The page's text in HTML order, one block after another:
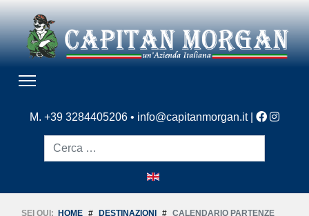
M. +39 3284405206 • info@capitanmorgan.it|
SEI QUI: HOME DESTINAZIONI CALENDARIO PARTENZE